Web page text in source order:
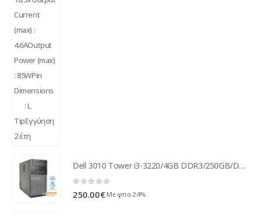
Dell 3010 Tower i3-3220/4GB DDR3/250GB/DVD/7P Grade A+ Refurbished PC ( 51365 )
0 out of 5
250.00€ Με φπα 24%